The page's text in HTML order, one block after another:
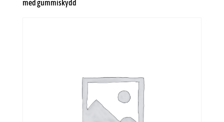
med gummiskydd